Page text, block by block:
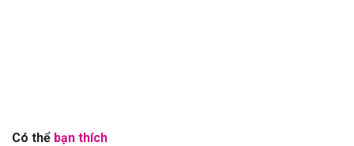
Có thể bạn thích